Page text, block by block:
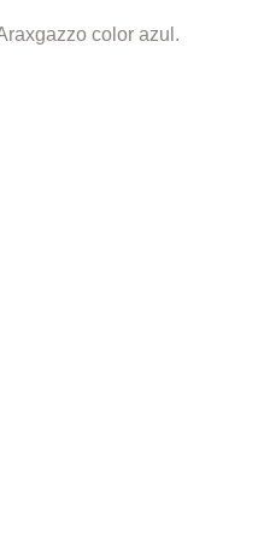
color azul.